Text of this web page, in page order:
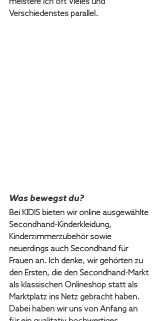
Verschiedenstes parallel.
Was bewegst du?
Bei KIDIS bieten wir online ausgewählte
Secondhand-Kinderkleidung,
Kinderzimmerzubehör sowie
neuerdings auch Secondhand für
Frauen an. Ich denke, wir gehörten zu
den Ersten, die den Secondhand-Markt
als klassischen Onlineshop statt als
Marktplatz ins Netz gebracht haben.
Dabei haben wir uns von Anfang an